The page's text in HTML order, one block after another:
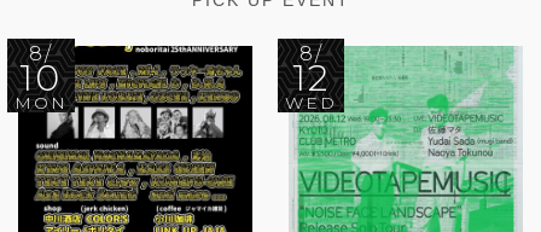
8/
10
MON
8/
12
WED